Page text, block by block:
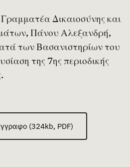
Δικαιοσύνης και
Πάνου Αλεξανδρή,
των Βασανιστηρίων του
της 7ης περιοδικής
(324kb, PDF)